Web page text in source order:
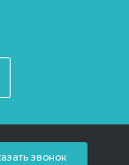
звонок